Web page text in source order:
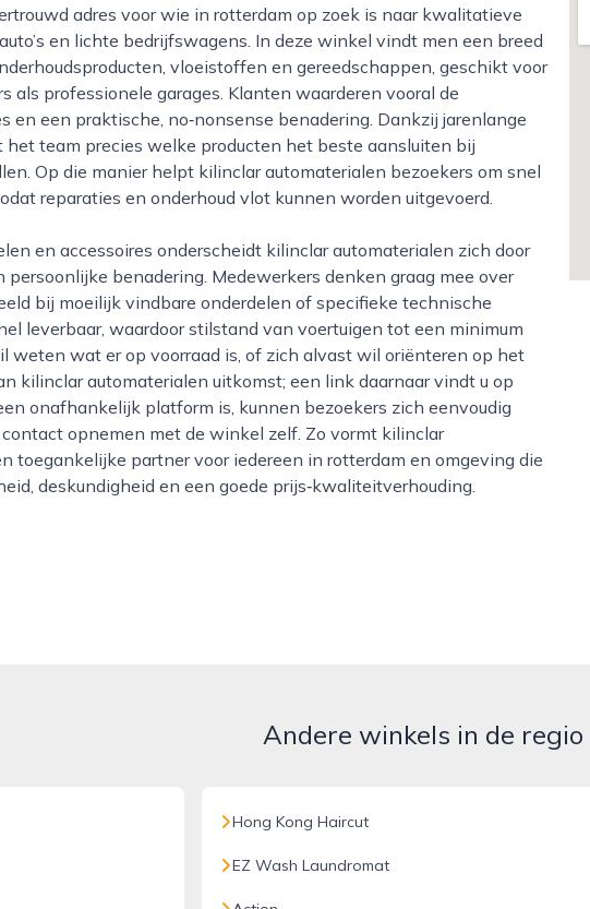
en lichte bedrijfswagens. In deze winkel vindt men een breed
vloeistoffen en gereedschappen, geschikt voor
als professionele garages. Klanten waarderen vooral de
en een praktische, no‑nonsense benadering. Dankzij jarenlange
team precies welke producten het beste aansluiten bij
Op die manier helpt kilinclar automaterialen bezoekers om snel
reparaties en onderhoud vlot kunnen worden uitgevoerd.
benadering. Medewerkers denken graag mee over
bij moeilijk vindbare onderdelen of specifieke technische
leverbaar, waardoor stilstand van voertuigen tot een minimum
weten wat er op voorraad is, of zich alvast wil oriënteren op het
kilinclar automaterialen uitkomst; een link daarnaar vindt u op
onafhankelijk platform is, kunnen bezoekers zich eenvoudig
opnemen met de winkel zelf. Zo vormt kilinclar
toegankelijke partner voor iedereen in rotterdam en omgeving die
deskundigheid en een goede prijs‑kwaliteitverhouding.
Andere winkels in de regio
Hong Kong Haircut
EZ Wash Laundromat